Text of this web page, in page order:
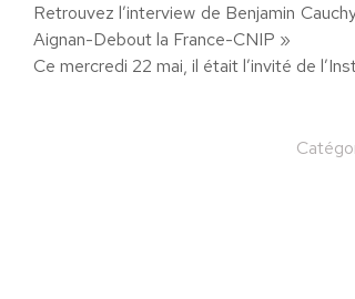
Retrouvez l’interview de Benjamin
Aignan-Debout la France-CNIP »
Ce mercredi 22 mai, il était l’invité de